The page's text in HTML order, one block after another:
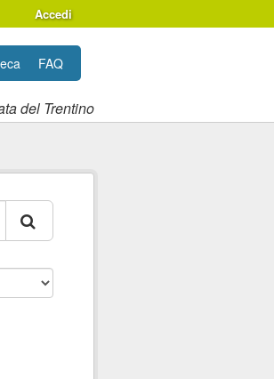
Accedi
del Trentino
FAQ